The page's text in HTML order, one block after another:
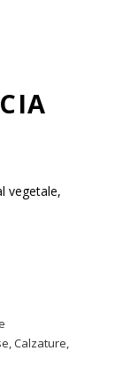
vegetale,
Calzature,